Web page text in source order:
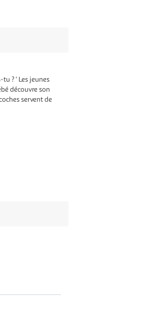
? ' Les jeunes
découvre son
servent de